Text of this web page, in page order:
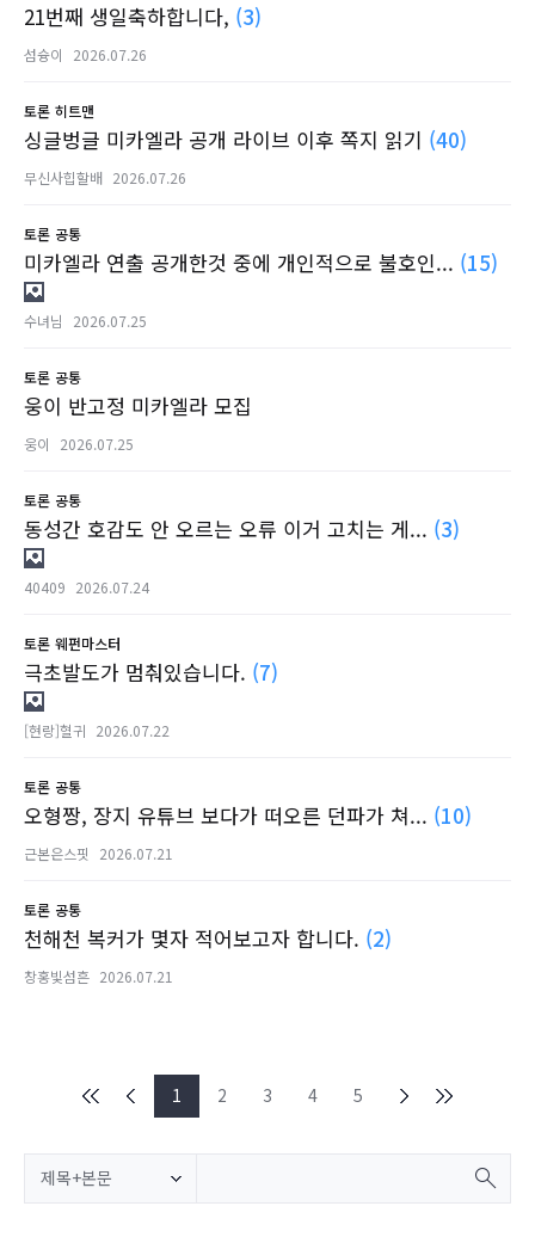
21번째 생일축하합니다, (3)
섬슝이 2026.07.26
토론 히트맨
싱글벙글 미카엘라 공개 라이브 이후 쪽지 읽기 (40)
무신사힙할배 2026.07.26
토론 공통
미카엘라 연출 공개한것 중에 개인적으로 불호인... (15)
수녀님 2026.07.25
토론 공통
웅이 반고정 미카엘라 모집
웅이 2026.07.25
토론 공통
동성간 호감도 안 오르는 오류 이거 고치는 게... (3)
40409 2026.07.24
토론 웨펀마스터
극초발도가 멈춰있습니다. (7)
[현랑]혈귀 2026.07.22
토론 공통
오형짱, 장지 유튜브 보다가 떠오른 던파가 쳐... (10)
근본은스핏 2026.07.21
토론 공통
천해천 복커가 몇자 적어보고자 합니다. (2)
창홍빛섬흔 2026.07.21
1 2 3 4 5
제목+본문